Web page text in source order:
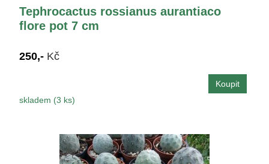
Tephrocactus rossianus aurantiaco
flore pot 7 cm
250,- Kč
skladem (3 ks)